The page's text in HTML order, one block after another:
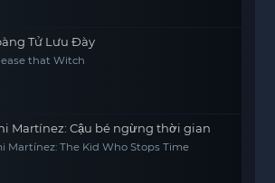
Tử Lưu Đày
that Witch
Martínez: Cậu bé ngừng thời gian
Martínez: The Kid Who Stops Time